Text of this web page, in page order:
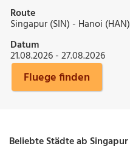
Route
Singapur (SIN) - Hanoi (HAN)
Datum
21.08.2026 - 27.08.2026
Fluege finden
Beliebte Städte ab Singapur